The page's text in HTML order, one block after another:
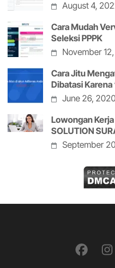
August 4,
Cara Mudah
Seleksi PPPK
November
Cara Jitu
Dibatasi
June 26,
Lowongan Kerja
SOLUTION
September